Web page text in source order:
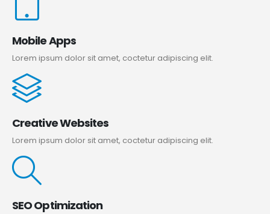
Mobile Apps
Lorem ipsum dolor sit amet, coctetur adipiscing elit.
Creative Websites
Lorem ipsum dolor sit amet, coctetur adipiscing elit.
SEO Optimization